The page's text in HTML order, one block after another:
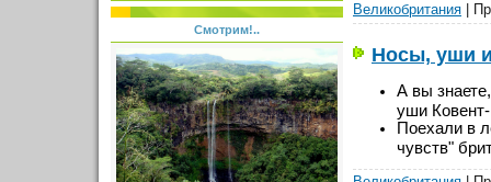
Смотрим!..
Великобритания |
Носы, уши
А вы
уши
Поехали в
чувств"